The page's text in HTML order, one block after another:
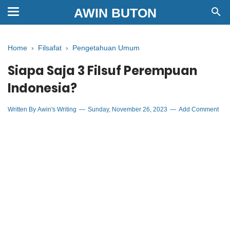
AWIN BUTON
Home › Filsafat › Pengetahuan Umum
Siapa Saja 3 Filsuf Perempuan
Indonesia?
Written By Awin's Writing Sunday, November 26, 2023 Add Comment